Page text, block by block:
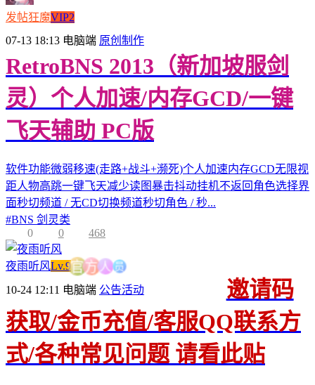
发帖狂魔VIP2
07-13 18:13 电脑端 原创制作
RetroBNS 2013（新加坡服剑
灵）个人加速/内存GCD/一键
飞天辅助 PC版
软件功能微弱移速(走路+战斗+濒死)个人加速内存GCD无限视
距人物高跳一键飞天减少读图暴击抖动挂机不返回角色选择界
面秒切频道 / 无CD切换频道秒切角色 / 秒...
#BNS 剑灵类
0
0 468
夜雨听风Lv.9官 方人员
10-24 12:11 电脑端 公告活动
邀请码
获取/金币充值/客服QQ联系方
式/各种常见问题 请看此贴